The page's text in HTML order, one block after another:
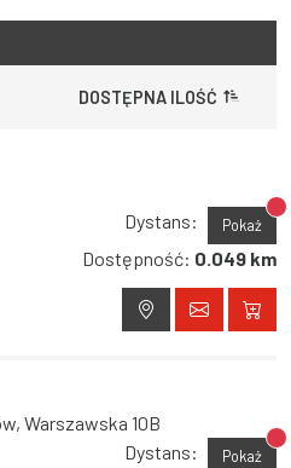
DOSTĘPNA ILOŚĆ
Dystans:
Pokaż
Dostępność: 0.049 km
Warszawska 10B
Dystans:
Pokaż